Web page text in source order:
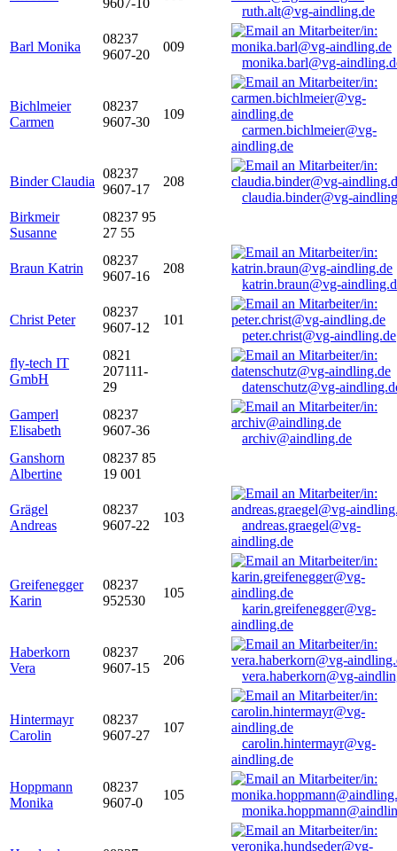
9607-10
ruth.alt@vg-aindling.de
Barl Monika
08237
9607-20
009
monika.barl@vg-
Bichlmeier
Carmen
08237
9607-30
109
carmen.bichlmeier@vg-
aindling.de
Binder Claudia
08237
9607-17
208
claudia.binder@vg-
Birkmeir
Susanne
08237 95
27 55
Braun Katrin
08237
9607-16
208
katrin.braun@vg-
Christ Peter
08237
9607-12
101
peter.christ@vg-aindling.de
fly-tech IT
GmbH
0821
207111-
29
datenschutz@vg-
Gamperl
Elisabeth
08237
9607-36
archiv@aindling.de
Ganshorn
Albertine
08237 85
19 001
Grägel
Andreas
08237
9607-22
103
andreas.graegel@vg-
aindling.de
Greifenegger
Karin
08237
952530
105
karin.greifenegger@vg-
aindling.de
Haberkorn
Vera
08237
9607-15
206
vera.haberkorn@vg-
Hintermayr
Carolin
08237
9607-27
107
carolin.hintermayr@vg-
aindling.de
Hoppmann
Monika
08237
9607-0
105